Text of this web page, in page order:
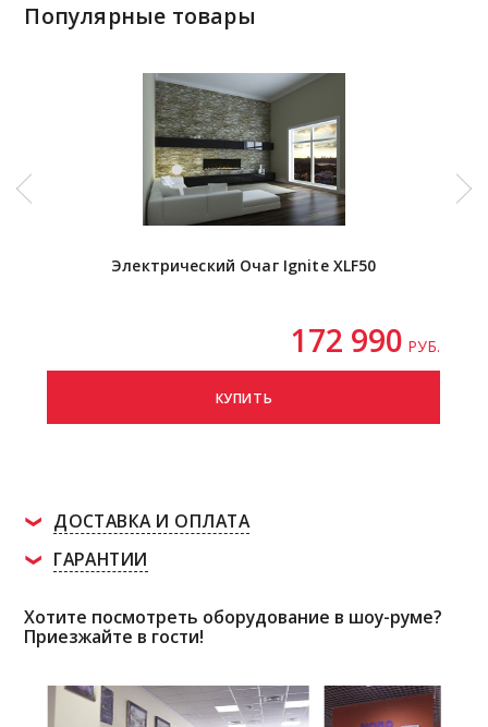
Популярные товары
Электрический Очаг Ignite XLF50
172 990 РУБ.
КУПИТЬ
ДОСТАВКА И ОПЛАТА
ГАРАНТИИ
Хотите посмотреть оборудование в шоу-руме?
Приезжайте в гости!